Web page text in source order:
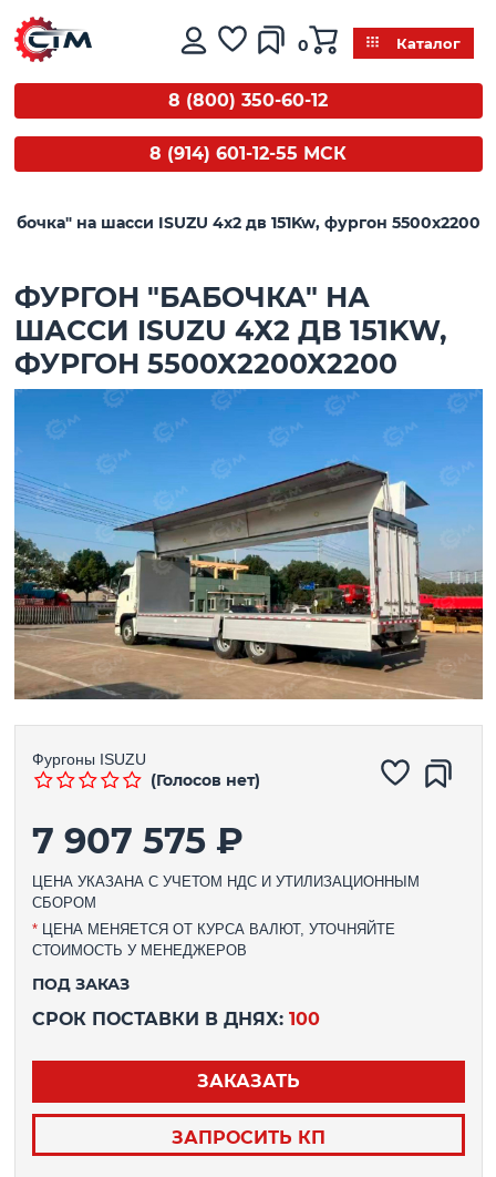
0 Каталог
8 (800) 350-60-12
8 (914) 601-12-55 МСК
на шасси ISUZU 4х2 дв 151Kw, фургон
ФУРГОН "БАБОЧКА" НА
ШАССИ ISUZU 4Х2 ДВ 151KW,
ФУРГОН 5500Х2200Х2200
Фургоны ISUZU
(Голосов нет)
7 907 575 ₽
ЦЕНА УКАЗАНА С УЧЕТОМ НДС И УТИЛИЗАЦИОННЫМ
СБОРОМ
*ЦЕНА МЕНЯЕТСЯ ОТ КУРСА ВАЛЮТ, УТОЧНЯЙТЕ
СТОИМОСТЬ У МЕНЕДЖЕРОВ
ПОД ЗАКАЗ
СРОК ПОСТАВКИ В ДНЯХ: 100
ЗАКАЗАТЬ
ЗАПРОСИТЬ КП